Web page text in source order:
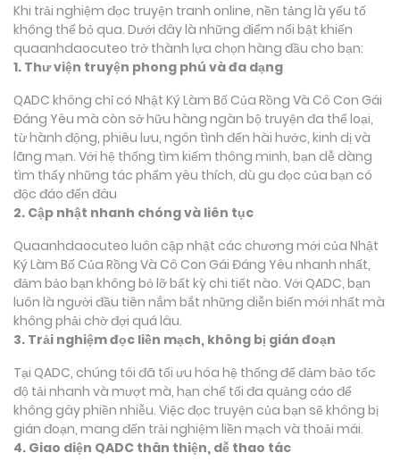
Khi trải nghiệm đọc truyện tranh online, nền tảng là yếu tố
không thể bỏ qua. Dưới đây là những điểm nổi bật khiến
quaanhdaocuteo trở thành lựa chọn hàng đầu cho bạn:
1. Thư viện truyện phong phú và đa dạng
QADC không chỉ có Nhật Ký Làm Bố Của Rồng Và Cô Con Gái
Đáng Yêu mà còn sở hữu hàng ngàn bộ truyện đa thể loại,
từ hành động, phiêu lưu, ngôn tình đến hài hước, kinh dị và
lãng mạn. Với hệ thống tìm kiếm thông minh, bạn dễ dàng
tìm thấy những tác phẩm yêu thích, dù gu đọc của bạn có
độc đáo đến đâu
2. Cập nhật nhanh chóng và liên tục
Quaanhdaocuteo luôn cập nhật các chương mới của Nhật
Ký Làm Bố Của Rồng Và Cô Con Gái Đáng Yêu nhanh nhất,
đảm bảo bạn không bỏ lỡ bất kỳ chi tiết nào. Với QADC, bạn
luôn là người đầu tiên nắm bắt những diễn biến mới nhất mà
không phải chờ đợi quá lâu.
3. Trải nghiệm đọc liền mạch, không bị gián đoạn
Tại QADC, chúng tôi đã tối ưu hóa hệ thống để đảm bảo tốc
độ tải nhanh và mượt mà, hạn chế tối đa quảng cáo để
không gây phiền nhiễu. Việc đọc truyện của bạn sẽ không bị
gián đoạn, mang đến trải nghiệm liền mạch và thoải mái.
4. Giao diện QADC thân thiện, dễ thao tác